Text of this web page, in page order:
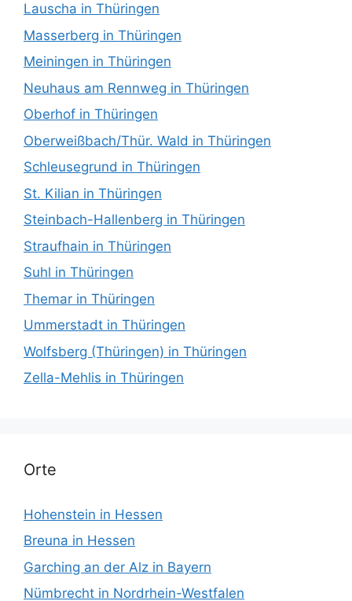
Lauscha in Thüringen
Masserberg in Thüringen
Meiningen in Thüringen
Neuhaus am Rennweg in Thüringen
Oberhof in Thüringen
Oberweißbach/Thür. Wald in Thüringen
Schleusegrund in Thüringen
St. Kilian in Thüringen
Steinbach-Hallenberg in Thüringen
Straufhain in Thüringen
Suhl in Thüringen
Themar in Thüringen
Ummerstadt in Thüringen
Wolfsberg (Thüringen) in Thüringen
Zella-Mehlis in Thüringen
Orte
Hohenstein in Hessen
Breuna in Hessen
Garching an der Alz in Bayern
Nümbrecht in Nordrhein-Westfalen